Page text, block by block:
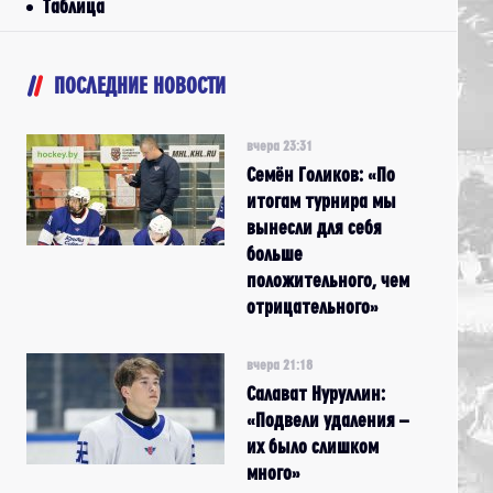
Таблица
ПОСЛЕДНИЕ НОВОСТИ
вчера 23:31
Семён Голиков: «По
итогам турнира мы
вынесли для себя
больше
положительного, чем
отрицательного»
вчера 21:18
Салават Нуруллин:
«Подвели удаления –
их было слишком
много»